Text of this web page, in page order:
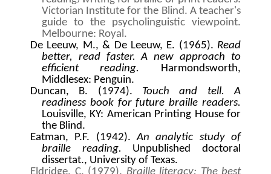
Victorian Institute for the Blind. A teacher's
guide to the psycholinguistic viewpoint.
Melbourne: Royal.
De Leeuw, M., & De Leeuw, E. (1965). Read
better, read faster. A new approach to
efficient reading. Harmondsworth,
Middlesex: Penguin.
Duncan, B. (1974). Touch and tell. A
readiness book for future braille readers.
Louisville, KY: American Printing House for
the Blind.
Eatman, P.F. (1942).An analytic study of
braille reading. Unpublished doctoral
dissertat., University of Texas.